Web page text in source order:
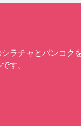
ラチャとバンコク
す。